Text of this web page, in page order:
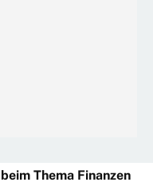
Thema Finanzen